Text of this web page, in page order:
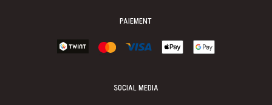
PAIEMENT
SOCIAL MEDIA